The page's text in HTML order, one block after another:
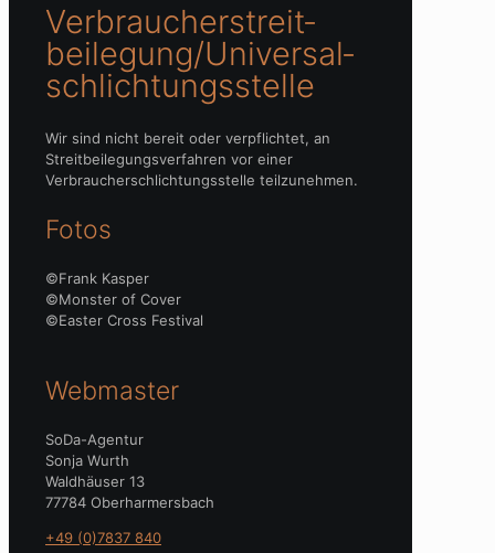
Verbraucher­streit­
beilegung/Universal­
schlichtungs­stelle
Wir sind nicht bereit oder verpflichtet, an
Streitbeilegungsverfahren vor einer
Verbraucherschlichtungsstelle teilzunehmen.
Fotos
©Frank Kasper
©Monster of Cover
©Easter Cross Festival
Webmaster
SoDa-Agentur
Sonja Wurth
Waldhäuser 13
77784 Oberharmersbach
+49 (0)7837 840